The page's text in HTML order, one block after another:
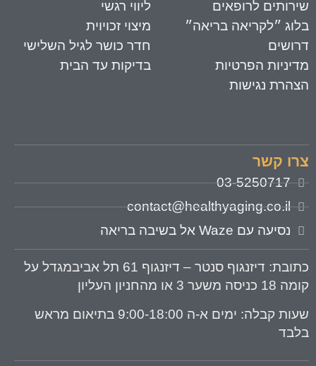
לרופאים
״לקריאה בריאה״
הפרטיות
נגישות
ליווי רגשי
מיצוי זכויוית
חדר כושר לגיל השלישי
בדיקות עד הבית
קשר
03-5250717
contact@healthyaging.co.il
נסיעה עם Waze אל בשיבה בריאה
: דיזנגוף סנטר – דיזנגוף 61 תל אביבמגדל על
כניסה משער 3 או מהחניון העליון
קבלה:
ימים א-ה 9:00-18:00 בתיאום מראש